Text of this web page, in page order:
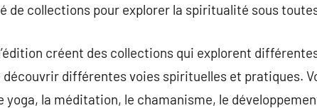
de collections pour explorer la spiritualité sous
créent des collections qui explorent
différentes voies spirituelles et pratiques.
yoga, la méditation, le chamanisme, le